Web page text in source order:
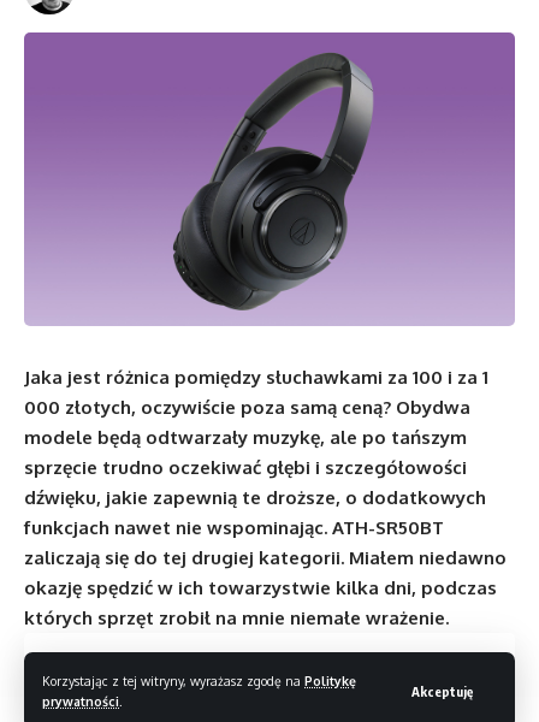
Korzystając z tej witryny, wyrażasz zgodę na Politykę
prywatności
Akceptuję
Jaka jest różnica pomiędzy słuchawkami za 100 i za 1
000 złotych, oczywiście poza samą ceną? Obydwa
modele będą odtwarzały muzykę, ale po tańszym
sprzęcie trudno oczekiwać głębi i szczegółowości
dźwięku, jakie zapewnią te droższe, o dodatkowych
funkcjach nawet nie wspominając. ATH-SR50BT
zaliczają się do tej drugiej kategorii. Miałem niedawno
okazję spędzić w ich towarzystwie kilka dni, podczas
których sprzęt zrobił na mnie niemałe wrażenie.
Spis treści